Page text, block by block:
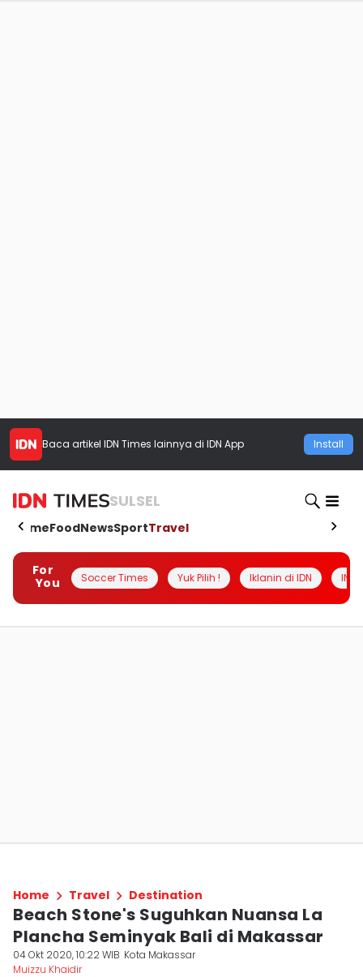
Baca artikel IDN Times lainnya di IDN App Install
SULSEL
HomeFoodNewsSportTravel
For
You
Soccer Times Yuk Pilih ! Iklanin di IDN
Home Travel Destination
Beach Stone's Suguhkan Nuansa La
Plancha Seminyak Bali di Makassar
04 Okt 2020, 10:22 WIB Kota Makassar
Muizzu Khaidir